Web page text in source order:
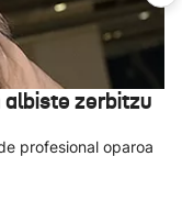
albiste zerbitzu
profesional oparoa